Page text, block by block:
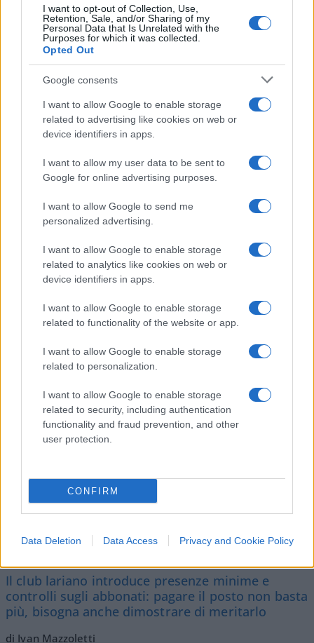
I want to opt-out of Collection, Use,
Retention, Sale, and/or Sharing of my
Personal Data that Is Unrelated with the
Purposes for which it was collected.
Opted Out
Google consents
I want to allow Google to enable storage
related to advertising like cookies on web or
device identifiers in apps.
I want to allow my user data to be sent to
Google for online advertising purposes.
I want to allow Google to send me
personalized advertising.
I want to allow Google to enable storage
related to analytics like cookies on web or
device identifiers in apps.
I want to allow Google to enable storage
related to functionality of the website or app.
I want to allow Google to enable storage
related to personalization.
I want to allow Google to enable storage
related to security, including authentication
functionality and fraud prevention, and other
user protection.
CONFIRM
Data Deletion Data Access Privacy and Cookie Policy
macchine rappresenta un costo, si dice) o
razionale (è impossibile al 100% che questa
persona si possa riprendere, si dice),
dimenticando che ci sono sentimenti come
l’amore per un figlio che vanno ben al di là del
razionalismo e del cinismo a cui ci vorrebbero
tutti sottomessi.
#EUTANASIA
Precedente
PAGINA
SUCCESSIVA
11
SEDUTE SATIRICHE
Vignetta del 04/08/2026
Vai all'archivio delle vignette
controllare chi ha già pagato
Il club lariano introduce presenze minime e
controlli sugli abbonati: pagare il posto non basta
più, bisogna anche dimostrare di meritarlo
di Ivan Mazzoletti